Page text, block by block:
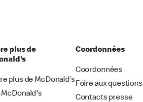
plus de
plus de McDonald’s
McDonald's
Coordonnées
Coordonnées
Foire aux questions
Contacts presse